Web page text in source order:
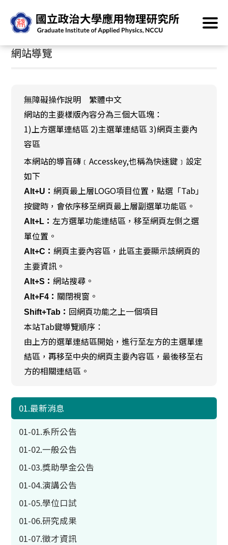
到
主
要
內
首頁 網站導覽
網站導覽
無障礙操作說明 繁體中文
網站的主要樣版內容分為三個大區塊：
1)上方選單連結區 2)主選單連結區 3)網頁主要內
容區
本網站的導盲磚﹝Accesskey,也稱為快速鍵﹞設定
如下
Alt+U：網頁最上層LOGO項目位置，點選「Tab」
按鍵時，會依序移至網頁最上層副選單功能區。
Alt+L：左方選單功能連結區，移至網頁左側之選
單位置。
Alt+C：網頁主要內容區，此區主要顯示該網頁的
主要資訊。
Alt+S：網站搜尋。
Alt+F4： 關閉視窗。
Shift+Tab： 回網頁功能之上一個項目
本站Tab鍵導覽順序：
由上方的選單連結區開始，進行至左方的主選單連
結區，再移至中央的網頁主要內容區，最後移至右
方的相關連結區。
01.最新消息
01-01.系所公告
01-02.一般公告
01-03.獎助學金公告
01-04.演講公告
01-05.學位口試
01-06.研究成果
01-07.徵才資訊